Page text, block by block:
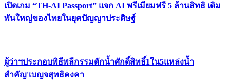
เปิดเกม “TH-AI Passport” แจก AI พรีเมียมฟรี 5 ล้านสิทธิ เดิม
พันใหญ่ของไทยในยุคปัญญาประดิษฐ์
ผู้ว่าฯประกอบพิธีพลีกรรมตักน้ำศักดิ์สิทธิ์1ใน5แหล่งน้ำ
สำคัญ'เบญจสุทธิคงคา